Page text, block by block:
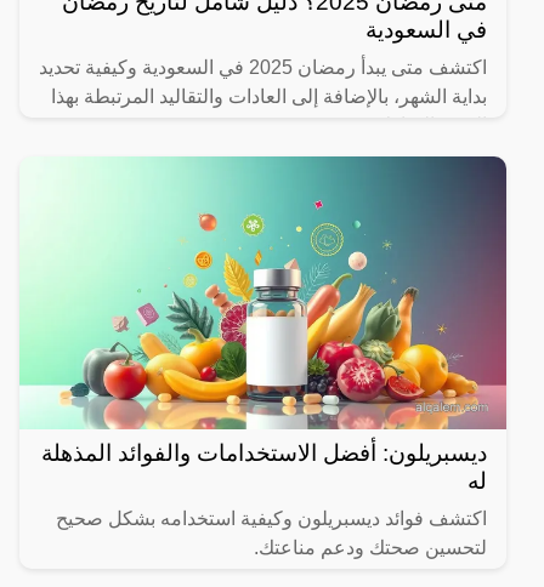
في السعودية
اكتشف متى يبدأ رمضان 2025 في السعودية وكيفية تحديد
بداية الشهر، بالإضافة إلى العادات والتقاليد المرتبطة بهذا
ديسبريلون: أفضل الاستخدامات والفوائد المذهلة
له
اكتشف فوائد ديسبريلون وكيفية استخدامه بشكل صحيح
لتحسين صحتك ودعم مناعتك.